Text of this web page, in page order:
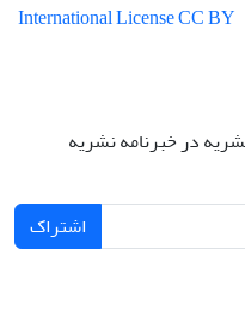
International License CC BY
در خبرنامه نشریه
اشتراک